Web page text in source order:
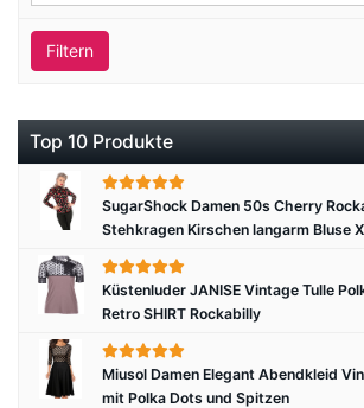
Filtern
Top 10 Produkte
SugarShock Damen 50s Cherry
Stehkragen Kirschen langarm Bluse
Küstenluder JANISE Vintage Tulle
Retro SHIRT Rockabilly
Miusol Damen Elegant Abendkleid
mit Polka Dots und Spitzen